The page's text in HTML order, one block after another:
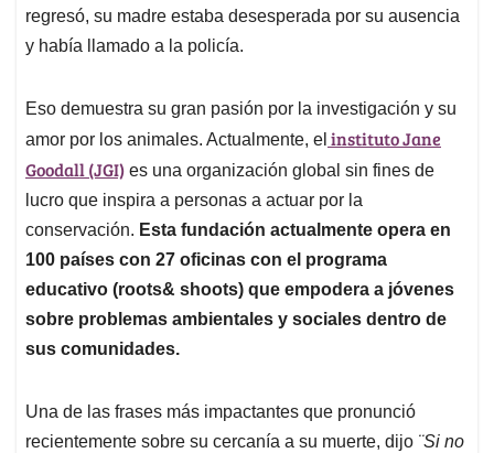
regresó, su madre estaba desesperada por su ausencia
y había llamado a la policía.
Eso demuestra su gran pasión por la investigación y su
amor por los animales. Actualmente, el instituto Jane
Goodall (JGI) es una organización global sin fines de
lucro que inspira a personas a actuar por la
conservación. Esta fundación actualmente opera en
100 países con 27 oficinas con el programa
educativo (roots& shoots) que empodera a jóvenes
sobre problemas ambientales y sociales dentro de
sus comunidades.
Una de las frases más impactantes que pronunció
recientemente sobre su cercanía a su muerte, dijo ¨Si no